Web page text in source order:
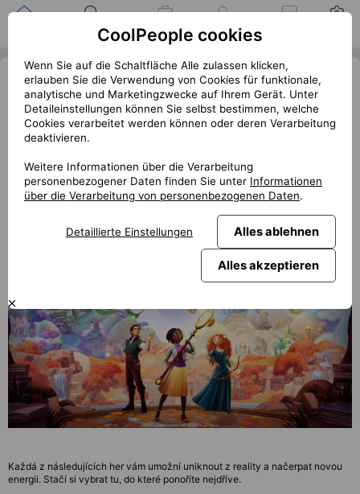
Position
Jobs
6 super tipů na listopadové herní
novinky
« Zurück
Listopad přináší výběr relaxačních her, které vás odvedou
od předvánočního shonu do světa plného klidu a zábavy.
Každá z následujících her vám umožní uniknout z reality a načerpat novou
energii. Stačí si vybrat tu, do které ponoříte nejdříve.
CoolPeople cookies
Wenn Sie auf die Schaltfläche Alle zulassen klicken,
erlauben Sie die Verwendung von Cookies für funktionale,
analytische und Marketingzwecke auf Ihrem Gerät. Unter
Detaileinstellungen können Sie selbst bestimmen, welche
Cookies verarbeitet werden können oder deren Verarbeitung
deaktivieren.
Weitere Informationen über die Verarbeitung
personenbezogener Daten finden Sie unter Informationen
über die Verarbeitung von personenbezogenen Daten.
Detaillierte Einstellungen Alles ablehnen
Alles akzeptieren